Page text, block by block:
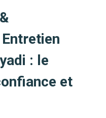
: le
et